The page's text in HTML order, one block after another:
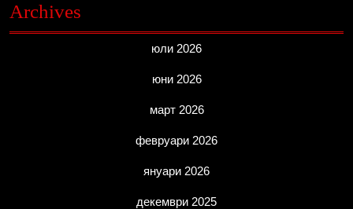
Archives
юли 2026
юни 2026
март 2026
февруари 2026
януари 2026
декември 2025